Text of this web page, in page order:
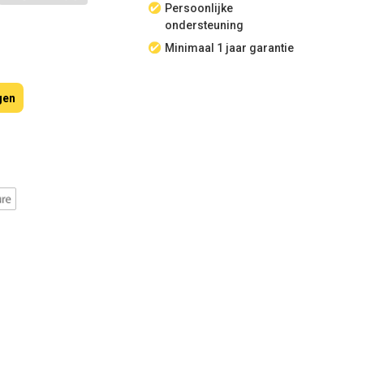
Persoonlijke
ondersteuning
Minimaal 1 jaar garantie